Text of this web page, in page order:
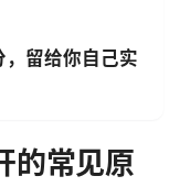
留给你自己实
的常见原